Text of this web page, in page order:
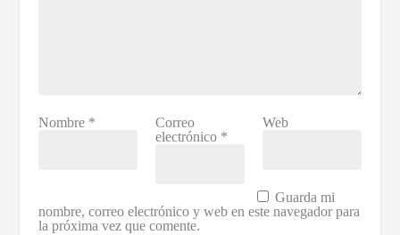
Nombre *
Correo
electrónico *
Web
Guarda mi
nombre, correo electrónico y web en este navegador para
la próxima vez que comente.